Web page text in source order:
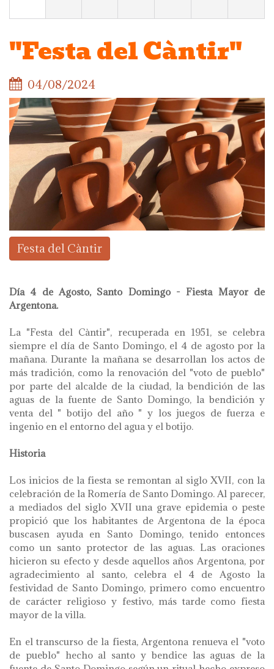
"Festa del Càntir"
04/08/2024
Festa del Càntir
Día 4 de Agosto, Santo Domingo - Fiesta Mayor de
Argentona.
La "Festa del Càntir", recuperada en 1951, se celebra
siempre el día de Santo Domingo, el 4 de agosto por la
mañana. Durante la mañana se desarrollan los actos de
más tradición, como la renovación del "voto de pueblo"
por parte del alcalde de la ciudad, la bendición de las
aguas de la fuente de Santo Domingo, la bendición y
venta del " botijo del año " y los juegos de fuerza e
ingenio en el entorno del agua y el botijo.
Historia
Los inicios de la fiesta se remontan al siglo XVII, con la
celebración de la Romería de Santo Domingo. Al parecer,
a mediados del siglo XVII una grave epidemia o peste
propició que los habitantes de Argentona de la época
buscasen ayuda en Santo Domingo, tenido entonces
como un santo protector de las aguas. Las oraciones
hicieron su efecto y desde aquellos años Argentona, por
agradecimiento al santo, celebra el 4 de Agosto la
festividad de Santo Domingo, primero como encuentro
de carácter religioso y festivo, más tarde como fiesta
mayor de la villa.
En el transcurso de la fiesta, Argentona renueva el "voto
de pueblo" hecho al santo y bendice las aguas de la